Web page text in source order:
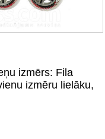
izmērs: Fila
izmēru lielāku,